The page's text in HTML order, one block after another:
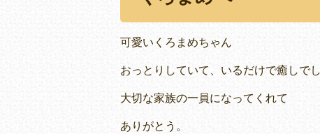
可愛いくろまめちゃん
おっとりしていて、いるだけで癒しでし
大切な家族の一員になってくれて
ありがとう。